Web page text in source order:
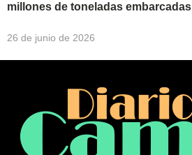
millones de toneladas embarcadas
26 de junio de 2026